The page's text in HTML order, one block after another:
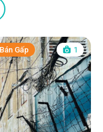
Gấp 1